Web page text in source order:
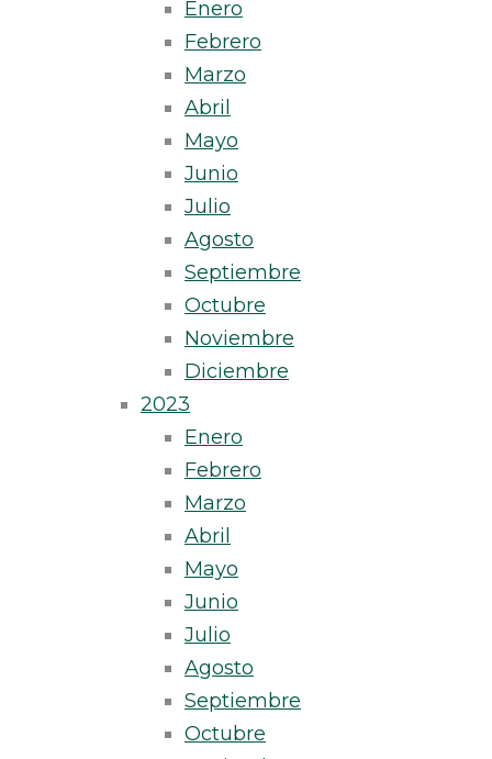
Enero
Febrero
Marzo
Abril
Mayo
Junio
Julio
Agosto
Septiembre
Octubre
Noviembre
Diciembre
2023
Enero
Febrero
Marzo
Abril
Mayo
Junio
Julio
Agosto
Septiembre
Octubre